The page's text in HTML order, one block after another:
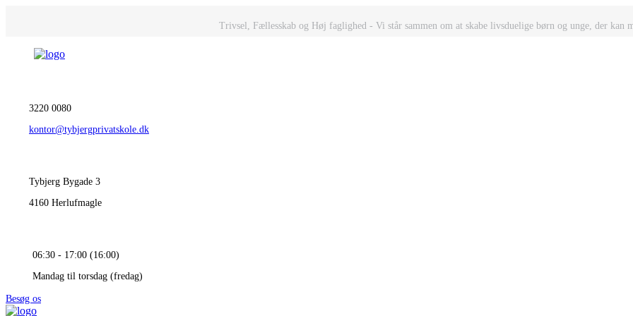
Trivsel, Fællesskab og Høj faglighed - Vi står sammen om at skabe livsduelige børn og unge, der kan
3220 0080
kontor@tybjergprivatskole.dk
Tybjerg Bygade 3
4160 Herlufmagle
06:30 - 17:00 (16:00)
Mandag til torsdag (fredag)
Besøg os